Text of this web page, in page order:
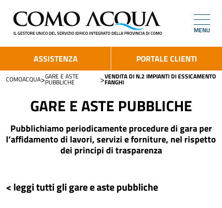
MENU
ASSISTENZA PORTALE CLIENTI
COMOACQUA>GARE E ASTE
PUBBLICHE >VENDITA DI N.2 IMPIANTI DI ESSICAMENTO
FANGHI
GARE E ASTE PUBBLICHE
Pubblichiamo periodicamente procedure di gara per
l’affidamento di lavori, servizi e forniture, nel rispetto
dei principi di trasparenza
< leggi tutti gli gare e aste pubbliche